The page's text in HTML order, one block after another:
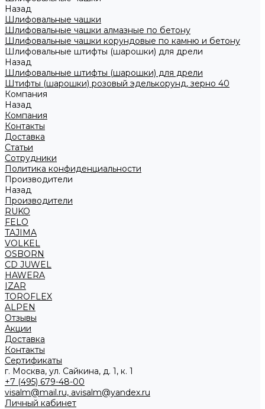
Назад
Шлифовальные чашки
Шлифовальные чашки алмазные по бетону
Шлифовальные чашки корундовые по камню и бетону
Шлифовальные штифты (шарошки) для дрели
Назад
Шлифовальные штифты (шарошки) для дрели
Штифты (шарошки) розовый эделькорунд, зерно 40
Компания
Назад
Компания
Контакты
Доставка
Статьи
Сотрудники
Политика конфиденциальности
Производители
Назад
Производители
RUKO
FELO
TAJIMA
VOLKEL
OSBORN
CD JUWEL
HAWERA
IZAR
TOROFLEX
ALPEN
Отзывы
Акции
Доставка
Контакты
Сертификаты
г. Москва, ул. Сайкина, д. 1, к. 1
+7 (495) 679-48-00
visalm@mail.ru, avisalm@yandex.ru
Личный кабинет